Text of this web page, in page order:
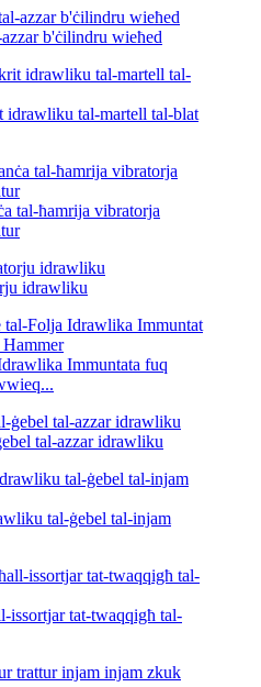
b'ċilindru wieħed
idrawliku tal-martell tal-blat
tal-ħamrija vibratorja
idrawliku
Immuntata fuq
tal-azzar idrawliku
tal-ġebel tal-injam
issortjar tat-twaqqigħ tal-